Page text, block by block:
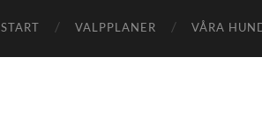
START VALPPLANER VÅRA